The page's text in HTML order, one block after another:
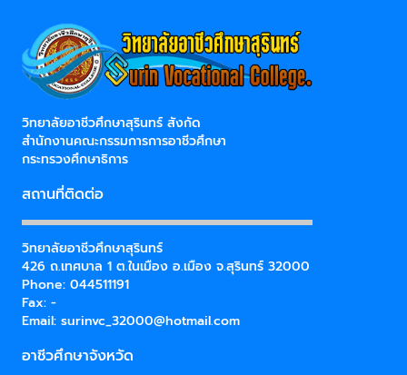
วิทยาลัยอาชีวศึกษาสุรินทร์ สังกัด
สำนักงานคณะกรรมการการอาชีวศึกษา
กระทรวงศึกษาธิการ
สถานที่ติดต่อ
วิทยาลัยอาชีวศึกษาสุรินทร์
426 ถ.เทศบาล 1 ต.ในเมือง อ.เมือง จ.สุรินทร์ 32000
Phone: 044511191
Fax: -
Email: surinvc_32000@hotmail.com
อาชีวศึกษาจังหวัด